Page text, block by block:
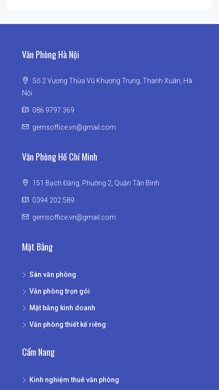
Văn Phòng Hà Nội
Số 2 Vương Thừa Vũ Khương Trung, Thanh Xuân, Hà
Nội
086 9797 369
gemsoffice.vn@gmail.com
Văn Phòng Hồ Chí Minh
151 Bạch Đằng, Phường 2, Quận Tân Bình
0394 202 589
gemsoffice.vn@gmail.com
Mặt Bằng
Sàn văn phòng
Văn phòng trọn gói
Mặt bằng kinh doanh
Văn phòng thiết kế riêng
Cẩm Nang
Kinh nghiệm thuê văn phòng